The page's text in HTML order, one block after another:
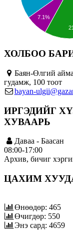
7.1%
ХОЛБОО
Баян-Өлгий
гудамж, 100 тоот
bayan-
ИРГЭДИЙГ
ХУВААРЬ
Даваа - Баасан
08:00-17:00
Архив, бичиг
ЦАХИМ
Өнөөдөр: 465
Өчигдөр: 550
Энэ сард: 4659